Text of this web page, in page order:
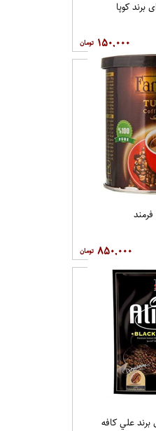
برند کوپا
۱۵۰,۰۰۰
۸۵۰,۰۰۰
علي کافه